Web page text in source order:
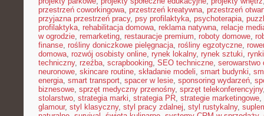
przestrzeń coworkingowa, przestrzeń kreatywna, przestrzeń
przyjazna przestrzeń pracy, psy profilaktyka, psychoterapia,
profilaktyka, rehabilitacja domowa, reklama natywna, relacje
w ogrodzie, remarketing, restauracje premium, roboty domowe,
finanse, rośliny doniczkowe pielęgnacja, rośliny egzotyczne,
domowa, rozwój osobisty online, rynek lokalny, rynek sztuki,
techniczny, rzeźba, scrapbooking, SEO techniczne, serowarstwo
neuronowe, skincare routine, składanie modeli, smart budynki,
energia, smart transport, spacer w lesie, sponsoring wydarzeń,
biznesowe, sprzęt medyczny przenośny, sprzęt telekonferencyjny
stolarstwo, strategia marki, strategia PR, strategie marketingowe,
glamour, styl klasyczny, styl pracy zdalnej, styl rustykalny,